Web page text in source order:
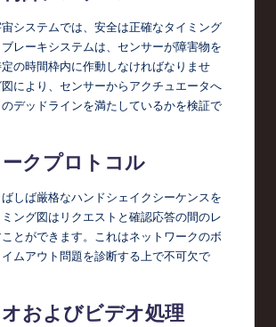
システムでは、安全は正確なタイミング
レーキシステムは、センサーが障害物を
の時間枠内に作動しなければなりませ
により、センサーからアクチュエータへ
デッドラインを満たしているかを検証で
クプロトコル
しば厳格なハンドシェイクシーケンスを
ング図はリクエストと確認応答の間のレ
とができます。これはネットワークのボ
イムアウト問題を診断する上で不可欠で
およびビデオ処理